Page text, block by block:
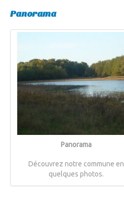
Panorama
Panorama
Découvrez notre commune en
quelques photos.